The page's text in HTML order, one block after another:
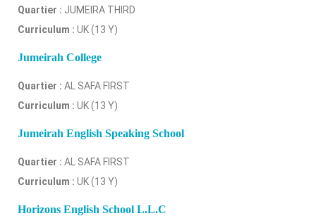
Quartier : JUMEIRA THIRD
Curriculum : UK (13 Y)
Jumeirah College
Quartier : AL SAFA FIRST
Curriculum : UK (13 Y)
Jumeirah English Speaking School
Quartier : AL SAFA FIRST
Curriculum : UK (13 Y)
Horizons English School L.L.C